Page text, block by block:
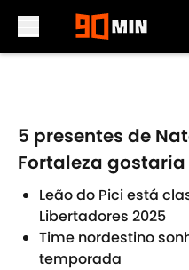
5 presentes de
Fortaleza
Leão do Pici está
Libertadores 2025
Time nordestino
temporada